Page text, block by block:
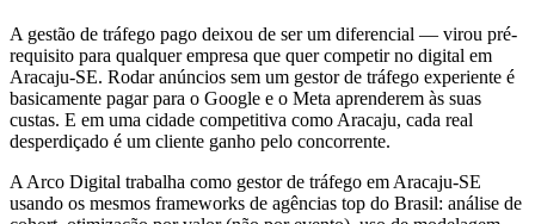
A gestão de tráfego pago deixou de ser um diferencial — virou pré-
requisito para qualquer empresa que quer competir no digital em
Aracaju-SE. Rodar anúncios sem um gestor de tráfego experiente é
basicamente pagar para o Google e o Meta aprenderem às suas
custas. E em uma cidade competitiva como Aracaju, cada real
desperdiçado é um cliente ganho pelo concorrente.
A Arco Digital trabalha como gestor de tráfego em Aracaju-SE
usando os mesmos frameworks de agências top do Brasil: análise de